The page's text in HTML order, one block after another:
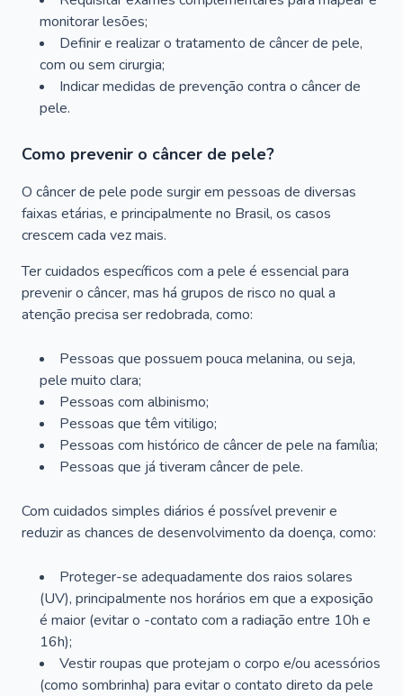
monitorar lesões;
Definir e realizar o tratamento de câncer de pele,
com ou sem cirurgia;
Indicar medidas de prevenção contra o câncer de
pele.
Como prevenir o câncer de pele?
O câncer de pele pode surgir em pessoas de diversas
faixas etárias, e principalmente no Brasil, os casos
crescem cada vez mais.
Ter cuidados específicos com a pele é essencial para
prevenir o câncer, mas há grupos de risco no qual a
atenção precisa ser redobrada, como:
Pessoas que possuem pouca melanina, ou seja,
pele muito clara;
Pessoas com albinismo;
Pessoas que têm vitiligo;
Pessoas com histórico de câncer de pele na família;
Pessoas que já tiveram câncer de pele.
Com cuidados simples diários é possível prevenir e
reduzir as chances de desenvolvimento da doença, como:
Proteger-se adequadamente dos raios solares
(UV), principalmente nos horários em que a exposição
é maior (evitar o -contato com a radiação entre 10h e
16h);
Vestir roupas que protejam o corpo e/ou acessórios
(como sombrinha) para evitar o contato direto da pele